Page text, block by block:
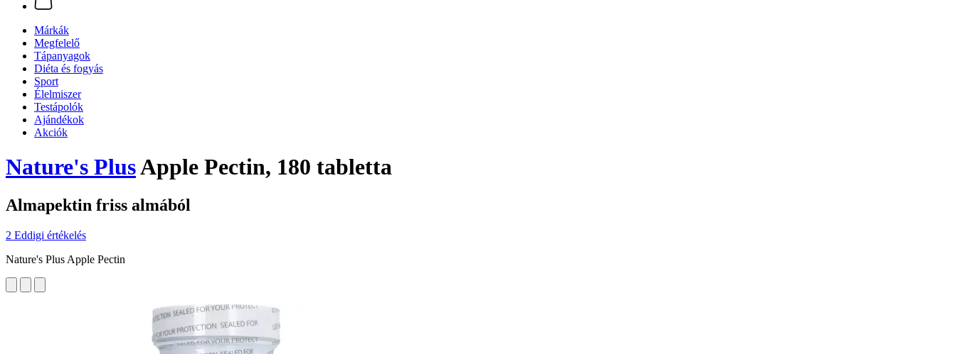
Márkák
Megfelelő
Tápanyagok
Diéta és fogyás
Sport
Élelmiszer
Testápolók
Ajándékok
Akciók
Nature's PlusApple Pectin, 180 tabletta
Almapektin friss almából
2 Eddigi értékelés
Nature's Plus Apple Pectin